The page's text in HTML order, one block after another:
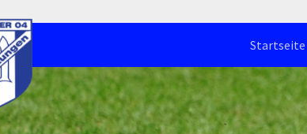
Startseite